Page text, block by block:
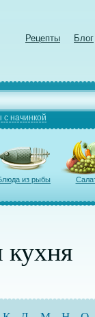
Рецепты Блог
с начинкой
из рыбы